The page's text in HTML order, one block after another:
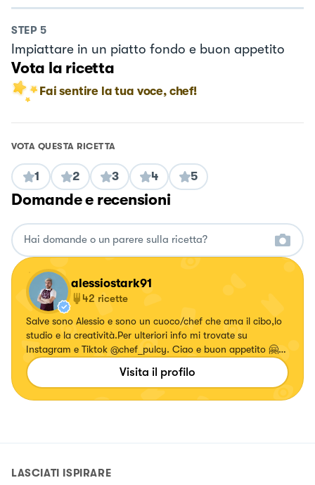
STEP 5
Impiattare in un piatto fondo e buon appetito
Vota la ricetta
Fai sentire la tua voce, chef!
VOTA QUESTA RICETTA
1 2 3 4 5
Domande e recensioni
alessiostark91
42 ricette
Salve sono Alessio e sono un cuoco/chef che ama il cibo,lo
studio e la creatività.Per ulteriori info mi trovate su
Instagram e Tiktok @chef_pulcy. Ciao e buon appetito 🤗
🧑‍🍳 https://bit.ly/34BQApp
Visita il profilo
LASCIATI ISPIRARE